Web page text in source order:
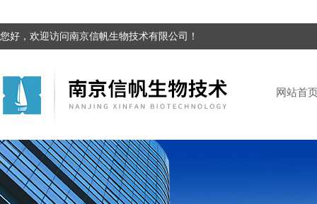
您好，欢迎访问南京信帆生物技术有限公司！
网站首